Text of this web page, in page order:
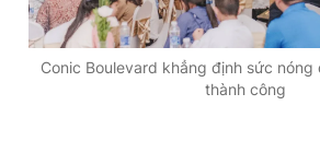
Conic Boulevard khẳng định sức nóng
thành công